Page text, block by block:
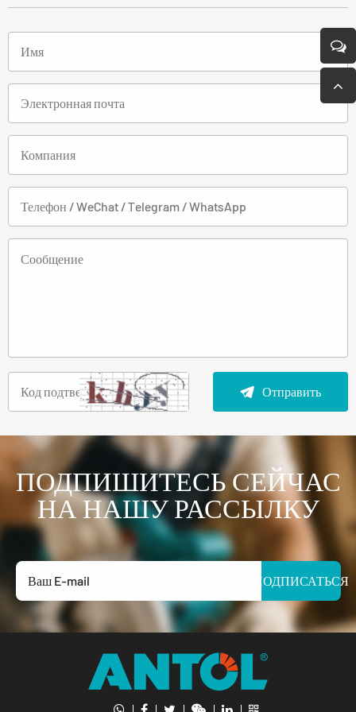
Отправить
ПОДПИШИТЕСЬ СЕЙЧАС
НА НАШУ РАССЫЛКУ
ПОДПИСАТЬСЯ